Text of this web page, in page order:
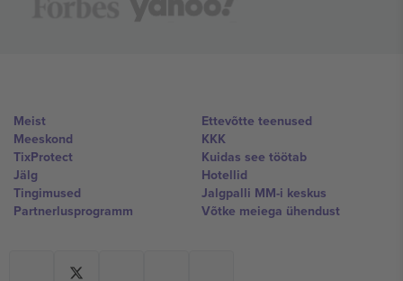
Meist
Meeskond
TixProtect
Jälg
Tingimused
Partnerlusprogramm
Ettevõtte teenused
KKK
Kuidas see töötab
Hotellid
Jalgpalli MM-i keskus
Võtke meiega ühendust